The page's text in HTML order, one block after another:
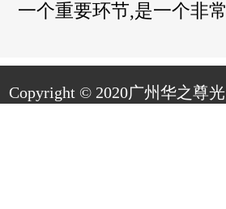
一个重要环节,是一个非
Copyright © 2020广州华之尊